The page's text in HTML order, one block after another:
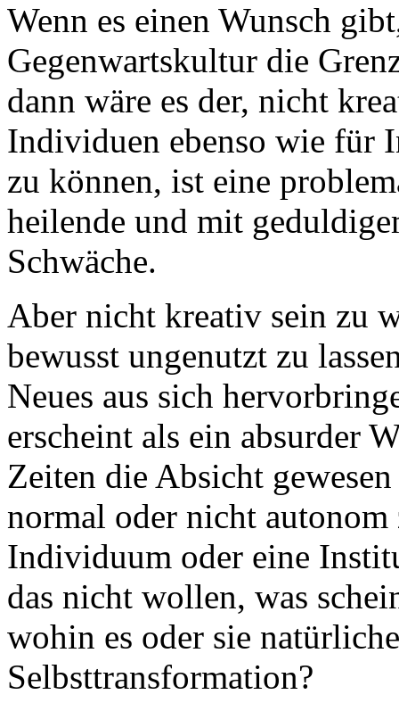
Wenn es einen Wunsch
Gegenwartskultur die
dann wäre es der, nicht
Individuen ebenso wie für
zu können, ist eine
heilende und mit
Schwäche.
Aber nicht kreativ sein zu
bewusst ungenutzt zu
Neues aus sich
erscheint als ein absurder
Zeiten die Absicht
normal oder nicht
Individuum oder eine
das nicht wollen, was
wohin es oder sie
Selbsttransformation?